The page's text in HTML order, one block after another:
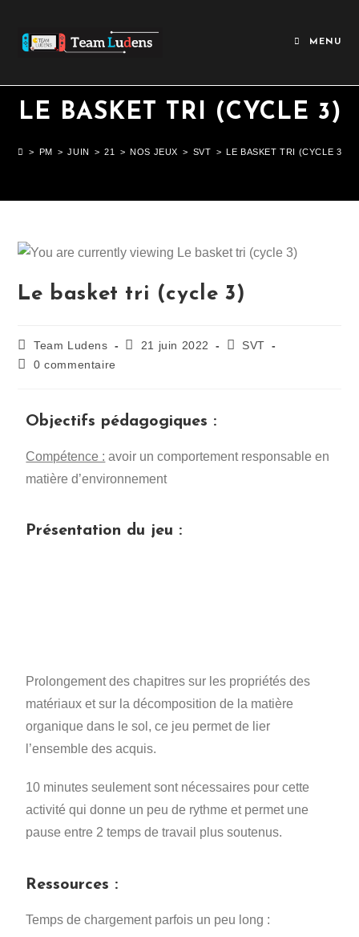
MENU
LE BASKET TRI (CYCLE 3)
> PM > JUIN > 21 > NOS JEUX > SVT > LE BASKET TRI (CYCLE 3)
Le basket tri (cycle 3)
Team Ludens 21 juin 2022
SVT
0 commentaire
Objectifs pédagogiques :
Compétence : avoir un comportement responsable en
matière d’environnement
Présentation du jeu :
Prolongement des chapitres sur les propriétés des
matériaux et sur la décomposition de la matière
organique dans le sol, ce jeu permet de lier
l’ensemble des acquis.
10 minutes seulement sont nécessaires pour cette
activité qui donne un peu de rythme et permet une
pause entre 2 temps de travail plus soutenus.
Ressources :
Temps de chargement parfois un peu long :